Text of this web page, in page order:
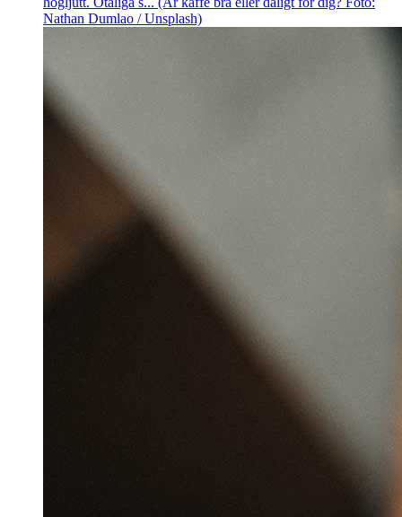
Nathan Dumlao / Unsplash)